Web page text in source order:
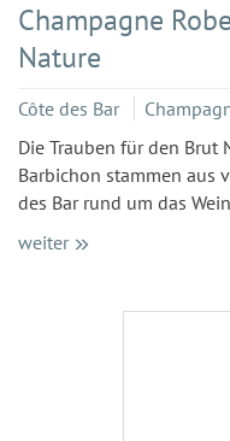
Champagne
Nature
Côte des Bar
Die Trauben für den Brut
Barbichon stammen aus
des Bar rund um das
weiter